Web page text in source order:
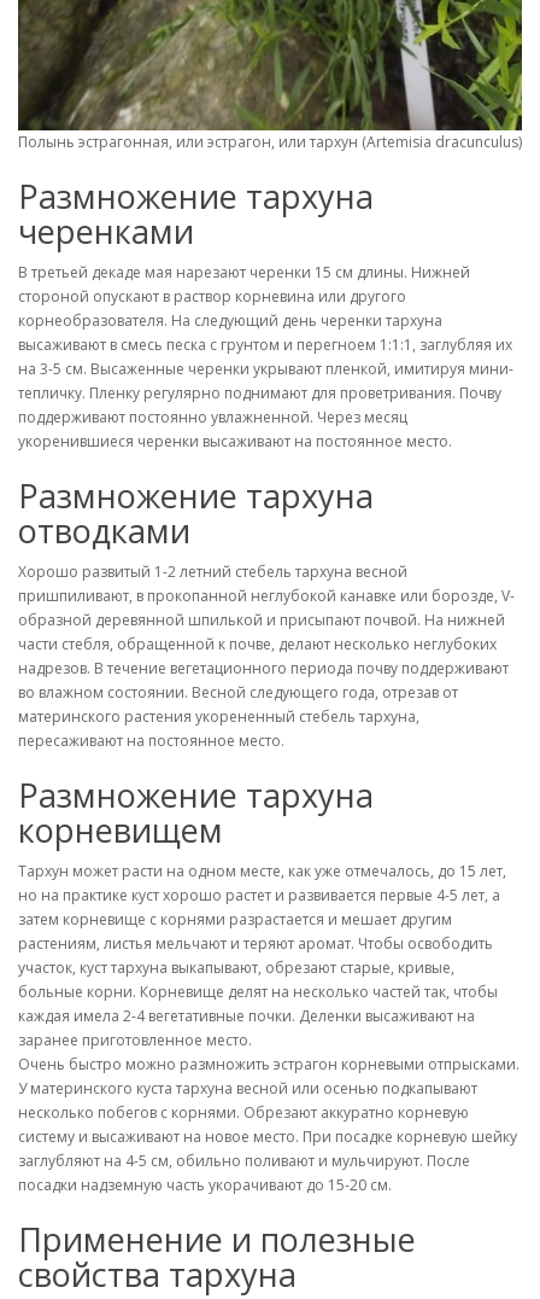
Полынь эстрагонная, или эстрагон, или тархун (Artemisia dracunculus)
Размножение тархуна
черенками
В третьей декаде мая нарезают черенки 15 см длины. Нижней
стороной опускают в раствор корневина или другого
корнеобразователя. На следующий день черенки тархуна
высаживают в смесь песка с грунтом и перегноем 1:1:1, заглубляя их
на 3-5 см. Высаженные черенки укрывают пленкой, имитируя мини-
тепличку. Пленку регулярно поднимают для проветривания. Почву
поддерживают постоянно увлажненной. Через месяц
укоренившиеся черенки высаживают на постоянное место.
Размножение тархуна
отводками
Хорошо развитый 1-2 летний стебель тархуна весной
пришпиливают, в прокопанной неглубокой канавке или борозде, V-
образной деревянной шпилькой и присыпают почвой. На нижней
части стебля, обращенной к почве, делают несколько неглубоких
надрезов. В течение вегетационного периода почву поддерживают
во влажном состоянии. Весной следующего года, отрезав от
материнского растения укорененный стебель тархуна,
пересаживают на постоянное место.
Размножение тархуна
корневищем
Тархун может расти на одном месте, как уже отмечалось, до 15 лет,
но на практике куст хорошо растет и развивается первые 4-5 лет, а
затем корневище с корнями разрастается и мешает другим
растениям, листья мельчают и теряют аромат. Чтобы освободить
участок, куст тархуна выкапывают, обрезают старые, кривые,
больные корни. Корневище делят на несколько частей так, чтобы
каждая имела 2-4 вегетативные почки. Деленки высаживают на
заранее приготовленное место.
Очень быстро можно размножить эстрагон корневыми отпрысками.
У материнского куста тархуна весной или осенью подкапывают
несколько побегов с корнями. Обрезают аккуратно корневую
систему и высаживают на новое место. При посадке корневую шейку
заглубляют на 4-5 см, обильно поливают и мульчируют. После
посадки надземную часть укорачивают до 15-20 см.
Применение и полезные
свойства тархуна